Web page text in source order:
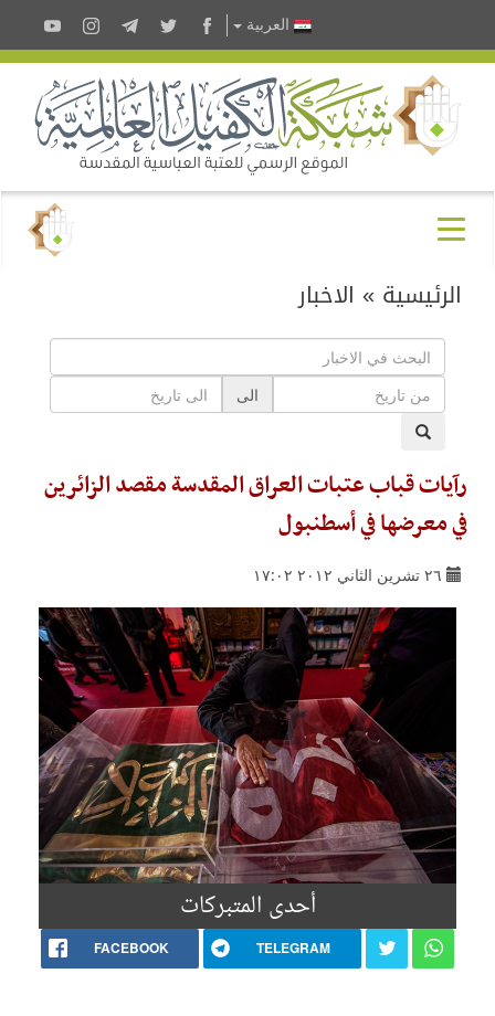
العربية
الرئيسية » الاخبار
الى
رآيات قباب عتبات العراق المقدسة مقصد الزائرين
في معرضها في أسطنبول
٢٦ تشرين الثاني ٢٠١٢ ١٧:٠٢
أحدى المتبركات
FACEBOOK TELEGRAM